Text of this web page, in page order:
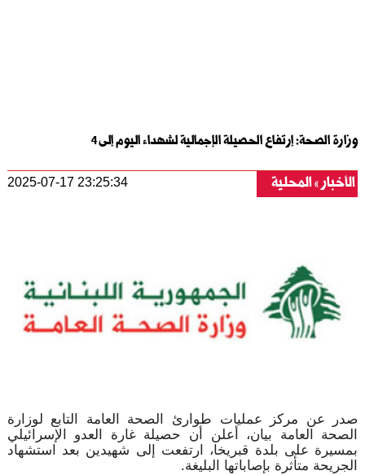
وزارة الصحة: إرتفاع الحصيلة الإجمالية لشهداء اليوم إلى 4
الأخبار المحلية 2025-07-17 23:25:34
صدر عن مركز عمليات طوارئ الصحة العامة التابع لوزارة
الصحة العامة بيان، أعلن أن حصيلة غارة العدو الإسرائيلي
بمسيرة على بلدة قبريخا، ارتفعت إلى شهيدين بعد استشهاد
الجريحة متأثرة بإصاباتها البليغة.